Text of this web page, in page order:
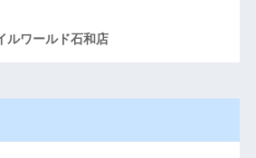
ルワールド石和店